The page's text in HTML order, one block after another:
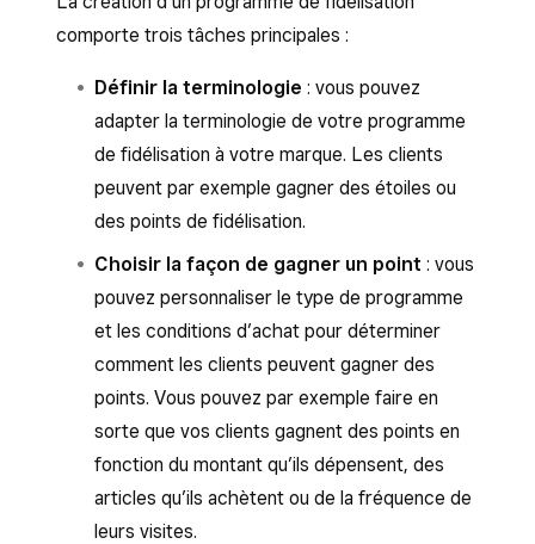
comporte trois tâches principales :
Définir la terminologie : vous pouvez
adapter la terminologie de votre programme
de fidélisation à votre marque. Les clients
peuvent par exemple gagner des étoiles ou
des points de fidélisation.
Choisir la façon de gagner un point : vous
pouvez personnaliser le type de programme
et les conditions d’achat pour déterminer
comment les clients peuvent gagner des
points. Vous pouvez par exemple faire en
sorte que vos clients gagnent des points en
fonction du montant qu’ils dépensent, des
articles qu’ils achètent ou de la fréquence de
leurs visites.